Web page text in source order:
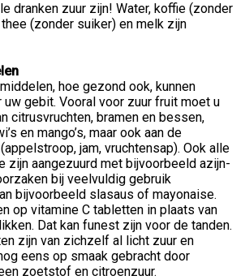
dranken zuur zijn! Water, koffie (zonder
(zonder suiker) en melk zijn
hoe gezond ook, kunnen
gebit. Vooral voor zuur fruit moet u
citrusvruchten, bramen en bessen,
en mango’s, maar ook aan de
jam, vruchtensap). Ook alle
zijn aangezuurd met bijvoorbeeld azijn-
bij veelvuldig gebruik
bijvoorbeeld slasaus of mayonaise.
op vitamine C tabletten in plaats van
Dat kan funest zijn voor de tanden.
zijn van zichzelf al licht zuur en
eens op smaak gebracht door
zoetstof en citroenzuur.